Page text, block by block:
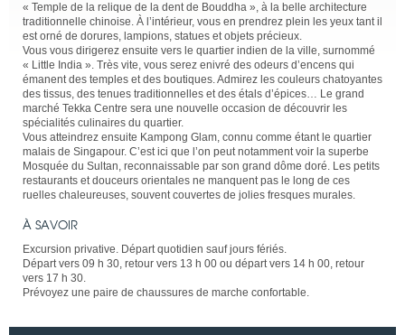
« Temple de la relique de la dent de Bouddha », à la belle architecture
traditionnelle chinoise. À l’intérieur, vous en prendrez plein les yeux tant il
est orné de dorures, lampions, statues et objets précieux.
Vous vous dirigerez ensuite vers le quartier indien de la ville, surnommé
« Little India ». Très vite, vous serez enivré des odeurs d’encens qui
émanent des temples et des boutiques. Admirez les couleurs chatoyantes
des tissus, des tenues traditionnelles et des étals d’épices… Le grand
marché Tekka Centre sera une nouvelle occasion de découvrir les
spécialités culinaires du quartier.
Vous atteindrez ensuite Kampong Glam, connu comme étant le quartier
malais de Singapour. C’est ici que l’on peut notamment voir la superbe
Mosquée du Sultan, reconnaissable par son grand dôme doré. Les petits
restaurants et douceurs orientales ne manquent pas le long de ces
ruelles chaleureuses, souvent couvertes de jolies fresques murales.
À SAVOIR
Excursion privative. Départ quotidien sauf jours fériés.
Départ vers 09 h 30, retour vers 13 h 00 ou départ vers 14 h 00, retour
vers 17 h 30.
Prévoyez une paire de chaussures de marche confortable.